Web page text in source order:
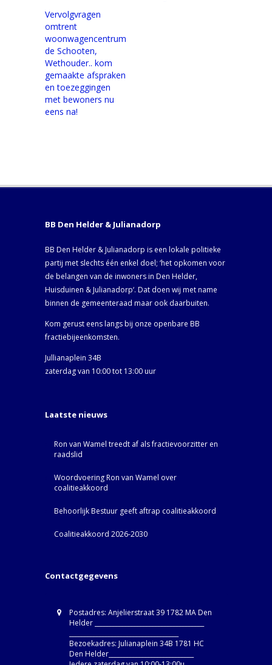
Vervolgvragen
omtrent
woonwagencentrum
de Schooten,
Wethouder.. kom
gemaakte afspraken
en toezeggingen
met bewoners nu
eens na!
BB Den Helder & Julianadorp
BB Den Helder & Julianadorp is een lokale politieke
partij met slechts één enkel doel; ‘het opkomen voor
de belangen van de inwoners in Den Helder,
Huisduinen & Julianadorp‘. Dat doen wij met name
binnen de gemeenteraad maar ook daarbuiten.
Kom gerust eens langs bij onze openbare BB
fractiebijeenkomsten.
Jullianaplein 34B
zaterdag van 10:00 tot 13:00 uur
Laatste nieuws
Ron van Wamel treedt af als fractievoorzitter en
raadslid
Woordvoering Ron van Wamel over
coalitieakkoord
Behoorlijk Bestuur geeft aftrap coalitieakkoord
Coalitieakkoord 2026-2030
Contactgegevens
Postadres: Anjelierstraat 39 1782 MA Den
Helder ____________________________________
Bezoekadres: Julianaplein 34B 1781 HC
Den Helder____________________________